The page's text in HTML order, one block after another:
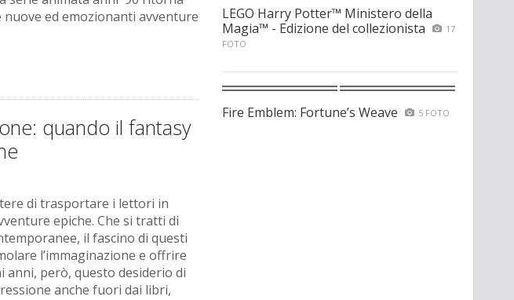
ed emozionanti avventure
quando il fantasy
di trasportare i lettori in
epiche. Che si tratti di
il fascino di questi
l’immaginazione e offrire
anni, però, questo desiderio di
anche fuori dai libri,
LEGO Harry Potter™ Ministero della
Magia™ - Edizione del collezionista
17
FOTO
Fire Emblem: Fortune’s Weave 5 FOTO